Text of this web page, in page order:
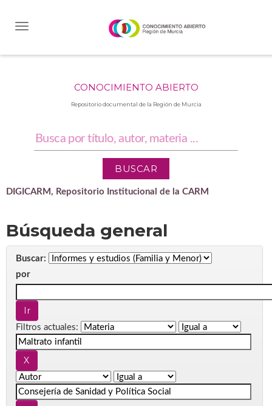
CONOCIMIENTO ABIERTO
Repositorio documental de la Región de Murcia
DIGICARM, Repositorio Institucional de la CARM
Búsqueda general
Buscar:
por
Filtros actuales: